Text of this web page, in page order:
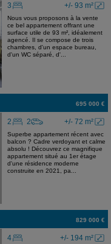
+/- 93 m²
3
Nous vous proposons à la vente
ce bel appartement offrant une
surface utile de 93 m², idéalement
agencé. Il se compose de trois
chambres, d'un espace bureau,
d'un WC séparé, d'...
695 000 €
+/- 72 m²
2 2
Superbe appartement récent avec
balcon ? Cadre verdoyant et calme
absolu ! Découvrez ce magnifique
appartement situé au 1er étage
d'une résidence moderne
construite en 2021, pa...
829 000 €
+/- 194 m²
4